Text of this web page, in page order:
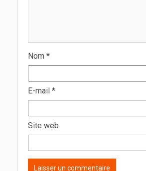
Nom *
E-mail *
Site web